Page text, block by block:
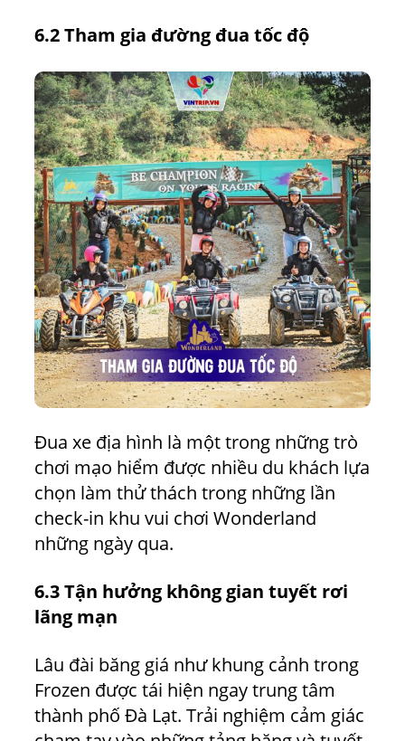
6.2 Tham gia đường đua tốc độ
Đua xe địa hình là một trong những trò
chơi mạo hiểm được nhiều du khách lựa
chọn làm thử thách trong những lần
check-in khu vui chơi Wonderland
những ngày qua.
6.3 Tận hưởng không gian tuyết rơi
lãng mạn
Lâu đài băng giá như khung cảnh trong
Frozen được tái hiện ngay trung tâm
thành phố Đà Lạt. Trải nghiệm cảm giác